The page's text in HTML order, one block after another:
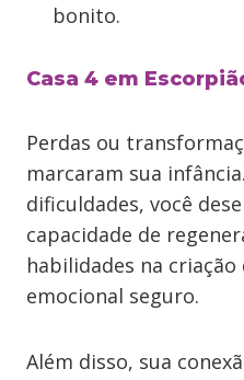
bonito.
Casa 4 em
Perdas ou
marcaram sua
dificuldades, você
capacidade de
habilidades na criação
emocional seguro.
Além disso, sua